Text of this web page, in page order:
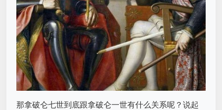
那拿破仑七世到底跟拿破仑一世有什么关系呢？说起